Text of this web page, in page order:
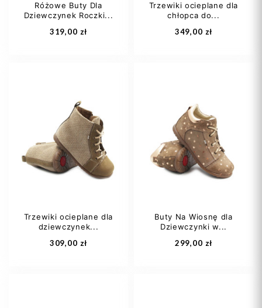
Dodaj do koszyka Dodaj do koszyka
Różowe Buty Dla
Dziewczynek Roczki...
319,00 zł
21
22
23
24 +1
Dodaj do koszyka
Trzewiki ocieplane dla
chłopca do...
349,00 zł
22
25
Dodaj do koszyka
Trzewiki ocieplane dla
dziewczynek...
309,00 zł
Buty Na Wiosnę dla
Dziewczynki w...
299,00 zł